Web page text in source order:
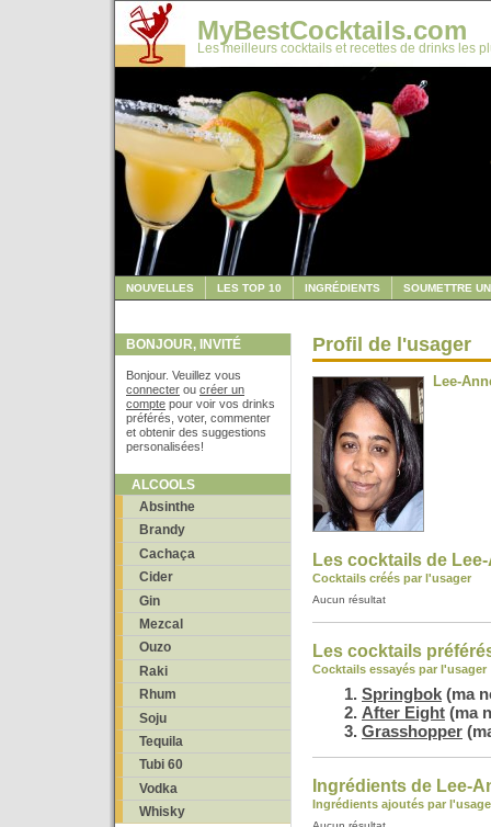
MyBestCocktails.com
Les meilleurs cocktails et recettes de drinks les
NOUVELLES LES TOP 10 INGRÉDIENTS SOUMETTRE
BONJOUR, INVITÉ
Bonjour. Veuillez vous
connecter ou créer un
compte pour voir vos drinks
préférés, voter, commenter
et obtenir des suggestions
personalisées!
ALCOOLS
Absinthe
Brandy
Cachaça
Cider
Gin
Mezcal
Ouzo
Raki
Rhum
Soju
Tequila
Tubi 60
Vodka
Whisky
Profil de l'usager
Lee-
Les cocktails de
Cocktails créés par l'usager
Aucun résultat
Les cocktails
Cocktails essayés par l'usager
Springbok (ma
After Eight (ma
Grasshopper
Ingrédients de Lee-
Ingrédients ajoutés par